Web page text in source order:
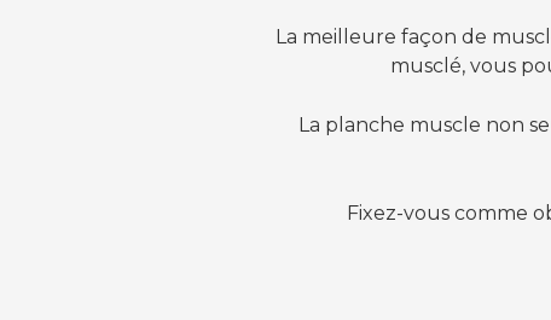
La meilleure façon de
musclé, vous
La planche muscle non
Fixez-vous comme